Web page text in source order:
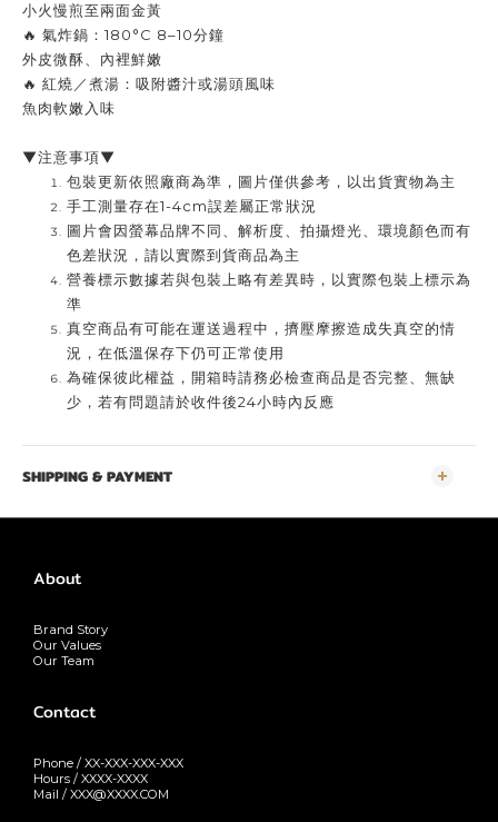
小火慢煎至兩面金黃
🔥 氣炸鍋：180°C 8–10分鐘
外皮微酥、內裡鮮嫩
🔥 紅燒／煮湯：吸附醬汁或湯頭風味
魚肉軟嫩入味
▼注意事項▼
包裝更新依照廠商為準，圖片僅供參考，以出貨實物為主
手工測量存在1-4cm誤差屬正常狀況
圖片會因螢幕品牌不同、解析度、拍攝燈光、環境顏色而有
色差狀況，請以實際到貨商品為主
營養標示數據若與包裝上略有差異時，以實際包裝上標示為
準
真空商品有可能在運送過程中，擠壓摩擦造成失真空的情
況，在低溫保存下仍可正常使用
為確保彼此權益，開箱時請務必檢查商品是否完整、無缺
少，若有問題請於收件後24小時內反應
SHIPPING & PAYMENT
About
Brand Story
Our Values
Our Team
Contact
Phone / XX-XXX-XXX-XXX
Hours / XXXX-XXXX
Mail / XXX@XXXX.COM